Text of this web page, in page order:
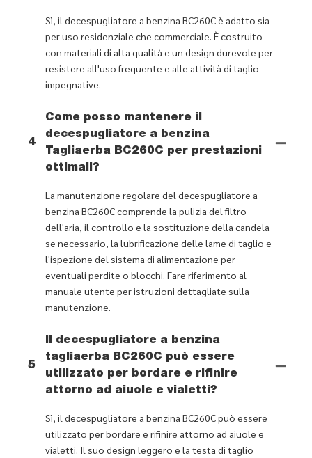
Sì, il decespugliatore a benzina BC260C è adatto sia
per uso residenziale che commerciale. È costruito
con materiali di alta qualità e un design durevole per
resistere all'uso frequente e alle attività di taglio
impegnative.
4
Come posso mantenere il
decespugliatore a benzina
Tagliaerba BC260C per prestazioni
ottimali?
La manutenzione regolare del decespugliatore a
benzina BC260C comprende la pulizia del filtro
dell'aria, il controllo e la sostituzione della candela
se necessario, la lubrificazione delle lame di taglio e
l'ispezione del sistema di alimentazione per
eventuali perdite o blocchi. Fare riferimento al
manuale utente per istruzioni dettagliate sulla
manutenzione.
5
Il decespugliatore a benzina
tagliaerba BC260C può essere
utilizzato per bordare e rifinire
attorno ad aiuole e vialetti?
Sì, il decespugliatore a benzina BC260C può essere
utilizzato per bordare e rifinire attorno ad aiuole e
vialetti. Il suo design leggero e la testa di taglio